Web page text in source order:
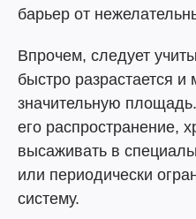
барьер от
Впрочем, следует
быстро разрастается и
значительную
его распространение,
высаживать в
или периодически
систему.